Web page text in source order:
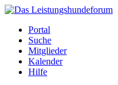
Portal
Suche
Mitglieder
Kalender
Hilfe